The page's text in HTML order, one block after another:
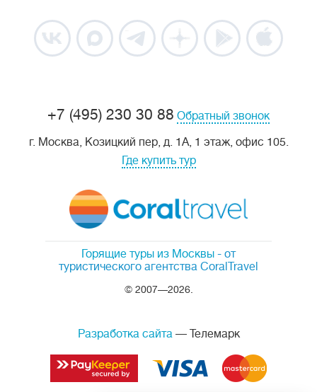
Горящие туры из Москвы - от
туристического агентства CoralTravel
© 2007—2026.
+7 (495) 230 30 88 Обратный звонок
г. Москва, Козицкий пер, д. 1А, 1 этаж, офис 105.
Где купить тур
Разработка сайта— Телемарк